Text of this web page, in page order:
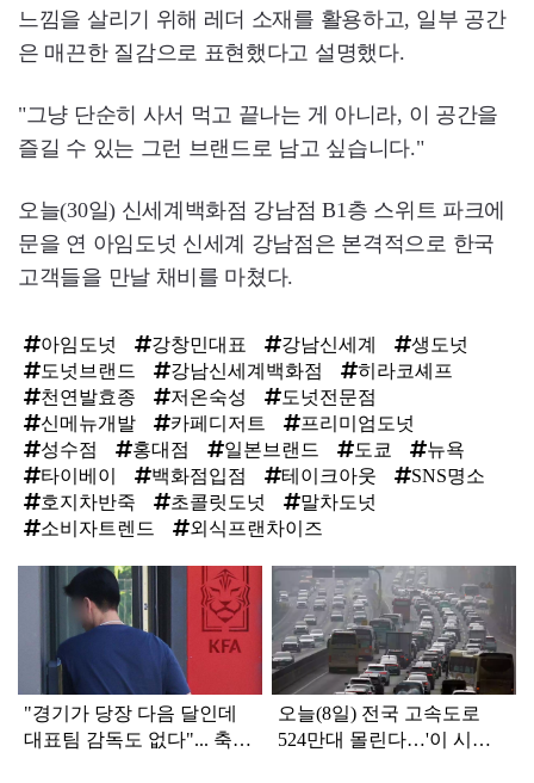
느낌을 살리기 위해 레더 소재를 활용하고, 일부 공간
은 매끈한 질감으로 표현했다고 설명했다.
"그냥 단순히 사서 먹고 끝나는 게 아니라, 이 공간을
즐길 수 있는 그런 브랜드로 남고 싶습니다."
오늘(30일) 신세계백화점 강남점 B1층 스위트 파크에
문을 연 아임도넛 신세계 강남점은 본격적으로 한국
고객들을 만날 채비를 마쳤다.
아임도넛 강창민대표 강남신세계
생도넛
도넛브랜드
강남신세계백화점
히라코셰프
천연발효종
저온숙성
도넛전문점
신메뉴개발
카페디저트
프리미엄도넛
성수점
홍대점 일본브랜드 도쿄
뉴욕
타이베이
백화점입점 테이크아웃
SNS명소
호지차반죽
초콜릿도넛
말차도넛
소비자트렌드
외식프랜차이즈
"경기가 당장 다음 달인데
대표팀 감독도 없다"... 축구
오늘(8일) 전국 고속도로
524만대 몰린다…'이 시